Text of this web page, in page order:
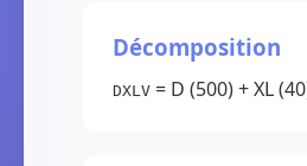
Décomposition
DXLV = D (500) + XL